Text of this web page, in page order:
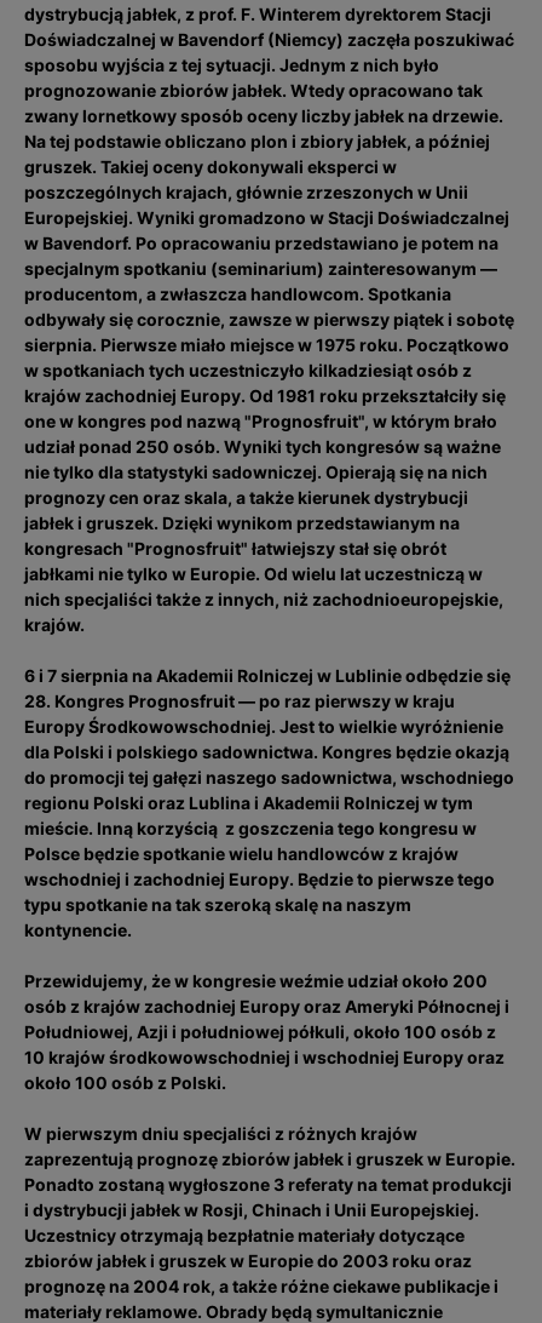
dystrybucją jabłek, z prof. F. Winterem dyrektorem Stacji
Doświadczalnej w Bavendorf (Niemcy) zaczęła poszukiwać
sposobu wyjścia z tej sytuacji. Jednym z nich było
prognozowanie zbiorów jabłek. Wtedy opracowano tak
zwany lornetkowy sposób oceny liczby jabłek na drzewie.
Na tej podstawie obliczano plon i zbiory jabłek, a później
gruszek. Takiej oceny dokonywali eksperci w
poszczególnych krajach, głównie zrzeszonych w Unii
Europejskiej. Wyniki gromadzono w Stacji Doświadczalnej
w Bavendorf. Po opracowaniu przedstawiano je potem na
specjalnym spotkaniu (seminarium) zainteresowanym —
producentom, a zwłaszcza handlowcom. Spotkania
odbywały się corocznie, zawsze w pierwszy piątek i sobotę
sierpnia. Pierwsze miało miejsce w 1975 roku. Początkowo
w spotkaniach tych uczestniczyło kilkadziesiąt osób z
krajów zachodniej Europy. Od 1981 roku przekształciły się
one w kongres pod nazwą "Prognosfruit", w którym brało
udział ponad 250 osób. Wyniki tych kongresów są ważne
nie tylko dla statystyki sadowniczej. Opierają się na nich
prognozy cen oraz skala, a także kierunek dystrybucji
jabłek i gruszek. Dzięki wynikom przedstawianym na
kongresach "Prognosfruit" łatwiejszy stał się obrót
jabłkami nie tylko w Europie. Od wielu lat uczestniczą w
nich specjaliści także z innych, niż zachodnioeuropejskie,
krajów.
6 i 7 sierpnia na Akademii Rolniczej w Lublinie odbędzie się
28. Kongres Prognosfruit — po raz pierwszy w kraju
Europy Środkowowschodniej. Jest to wielkie wyróżnienie
dla Polski i polskiego sadownictwa. Kongres będzie okazją
do promocji tej gałęzi naszego sadownictwa, wschodniego
regionu Polski oraz Lublina i Akademii Rolniczej w tym
mieście. Inną korzyścią z goszczenia tego kongresu w
Polsce będzie spotkanie wielu handlowców z krajów
wschodniej i zachodniej Europy. Będzie to pierwsze tego
typu spotkanie na tak szeroką skalę na naszym
kontynencie.
Przewidujemy, że w kongresie weźmie udział około 200
osób z krajów zachodniej Europy oraz Ameryki Północnej i
Południowej, Azji i południowej półkuli, około 100 osób z
10 krajów środkowowschodniej i wschodniej Europy oraz
około 100 osób z Polski.
W pierwszym dniu specjaliści z różnych krajów
zaprezentują prognozę zbiorów jabłek i gruszek w Europie.
Ponadto zostaną wygłoszone 3 referaty na temat produkcji
i dystrybucji jabłek w Rosji, Chinach i Unii Europejskiej.
Uczestnicy otrzymają bezpłatnie materiały dotyczące
zbiorów jabłek i gruszek w Europie do 2003 roku oraz
prognozę na 2004 rok, a także różne ciekawe publikacje i
materiały reklamowe. Obrady będą symultanicznie